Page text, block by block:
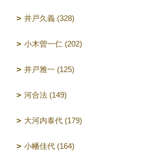
井戸久義 (328)
小木曽一仁 (202)
井戸雅一 (125)
河合法 (149)
大河内泰代 (179)
小幡佳代 (164)